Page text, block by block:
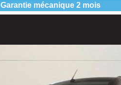
Garantie mécanique 2 mois